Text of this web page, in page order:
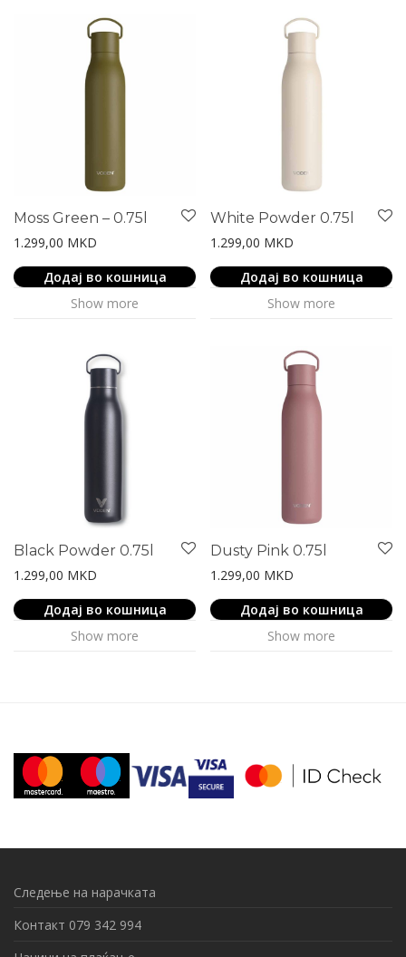
Moss Green – 0.75l
1.299,00 MKD
Додај во кошница
Show more
White Powder 0.75l
1.299,00 MKD
Додај во кошница
Show more
Black Powder 0.75l
1.299,00 MKD
Додај во кошница
Show more
Dusty Pink 0.75l
1.299,00 MKD
Додај во кошница
Show more
Следење на нарачката
Контакт 079 342 994